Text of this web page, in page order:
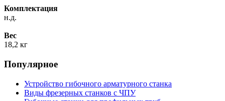
Комплектация
н.д.
Вес
18,2 кг
Популярное
Устройство гибочного арматурного станка
Виды фрезерных станков с ЧПУ